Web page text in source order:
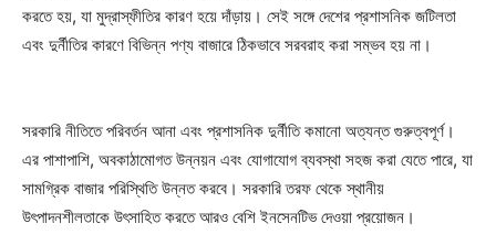
করতে হয়, যা মুদ্রাস্ফীতির কারণ হয়ে দাঁড়ায়। সেই সঙ্গে দেশের প্রশাসনিক জটিলতা
এবং দুর্নীতির কারণে বিভিন্ন পণ্য বাজারে ঠিকভাবে সরবরাহ করা সম্ভব হয় না।
সরকারি নীতিতে পরিবর্তন আনা এবং প্রশাসনিক দুর্নীতি কমানো অত্যন্ত গুরুত্বপূর্ণ।
এর পাশাপাশি, অবকাঠামোগত উন্নয়ন এবং যোগাযোগ ব্যবস্থা সহজ করা যেতে পারে, যা
সামগ্রিক বাজার পরিস্থিতি উন্নত করবে। সরকারি তরফ থেকে স্থানীয়
উৎপাদনশীলতাকে উৎসাহিত করতে আরও বেশি ইনসেনটিভ দেওয়া প্রয়োজন।